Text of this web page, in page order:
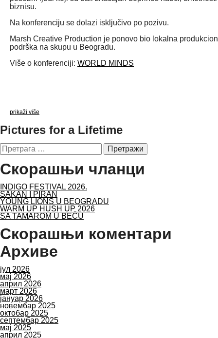
biznisu.
Na konferenciju se dolazi isključivo po pozivu.
Marsh Creative Production je ponovo bio lokalna
podrška na skupu u Beogradu.
Više o konferenciji: WORLD MINDS
prikaži više
Pictures for a Lifetime
Претрага
за:
Скорашњи чланци
INDIGO FESTIVAL 2026.
SAKAN I PIRAN
YOUNG LIONS U BEOGRADU
WARM UP HUSH UP 2026
SA TAMAROM U BEČU
Скорашњи коментари
Архиве
јул 2026
мај 2026
април 2026
март 2026
јануар 2026
новембар 2025
октобар 2025
септембар 2025
мај 2025
април 2025